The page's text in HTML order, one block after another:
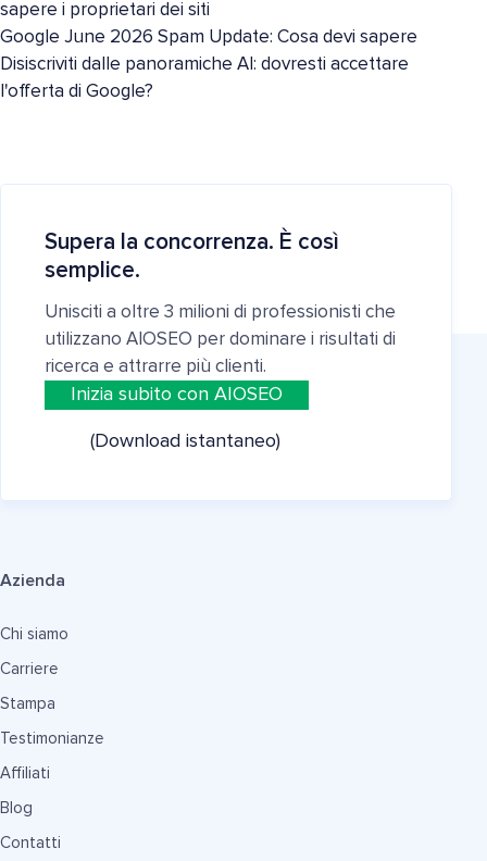
sapere i proprietari dei siti
Google June 2026 Spam Update: Cosa devi sapere
Disiscriviti dalle panoramiche AI: dovresti accettare
l'offerta di Google?
Supera la concorrenza. È così
semplice.
Unisciti a oltre 3 milioni di professionisti che
utilizzano AIOSEO per dominare i risultati di
ricerca e attrarre più clienti.
Inizia subito con AIOSEO
(Download istantaneo)
Azienda
Chi siamo
Carriere
Stampa
Testimonianze
Affiliati
Blog
Contatti